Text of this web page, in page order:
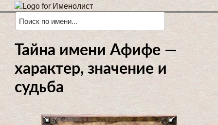
Тайна имени Афифе —
характер, значение и
судьба